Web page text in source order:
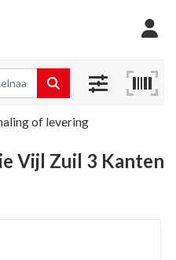
of levering
Vijl Zuil 3 Kanten